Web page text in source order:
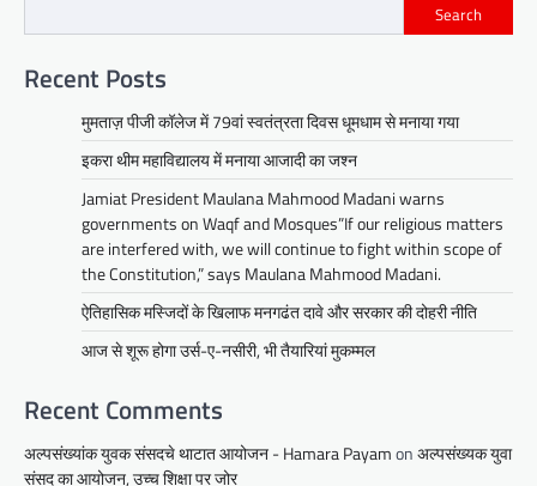
Search
Recent Posts
मुमताज़ पीजी कॉलेज में 79वां स्वतंत्रता दिवस धूमधाम से मनाया गया
इकरा थीम महाविद्यालय में मनाया आजादी का जश्न
Jamiat President Maulana Mahmood Madani warns
governments on Waqf and Mosques”If our religious matters
are interfered with, we will continue to fight within scope of
the Constitution,” says Maulana Mahmood Madani.
ऐतिहासिक मस्जिदों के खिलाफ मनगढंत दावे और सरकार की दोहरी नीति
आज से शूरू होगा उर्स-ए-नसीरी, भी तैयारियां मुकम्मल
Recent Comments
अल्पसंख्यांक युवक संसदचे थाटात आयोजन - Hamara Payamonअल्पसंख्यक युवा
संसद का आयोजन, उच्च शिक्षा पर जोर